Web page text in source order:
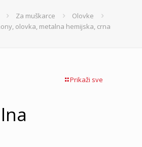
Za muškarce
Olovke
olovka, metalna hemijska, crna
Prikaži sve